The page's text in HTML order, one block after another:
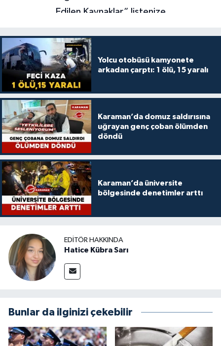
Yolcu otobüsü kamyonete
arkadan çarptı: 1 ölü, 15 yaralı
Karaman’da domuz saldırısına
uğrayan genç çoban ölümden
döndü
Karaman’da üniversite
bölgesinde denetimler arttı
EDITÖR HAKKINDA
Hatice Kübra Sarı
Bunlar da ilginizi çekebilir